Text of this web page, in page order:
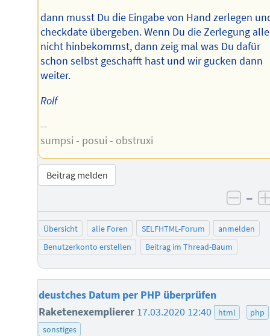
dann musst Du die Eingabe von Hand zerlegen
checkdate übergeben. Wenn Du die Zerlegung
nicht hinbekommst, dann zeig mal was Du dafür
schon selbst geschafft hast und wir gucken dann
weiter.
Rolf
--
sumpsi - posui - obstruxi
Beitrag melden
–
Übersicht alle Foren SELFHTML-Forum
anmelden
Benutzerkonto erstellen
Beitrag im Thread-Baum
deustches Datum per PHP überprüfen
Raketenexemplierer 17.03.2020 12:40 html
php
sonstiges